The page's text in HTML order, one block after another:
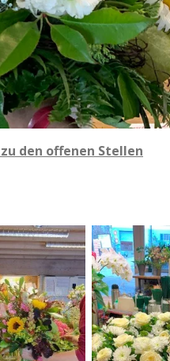
den offenen Stellen